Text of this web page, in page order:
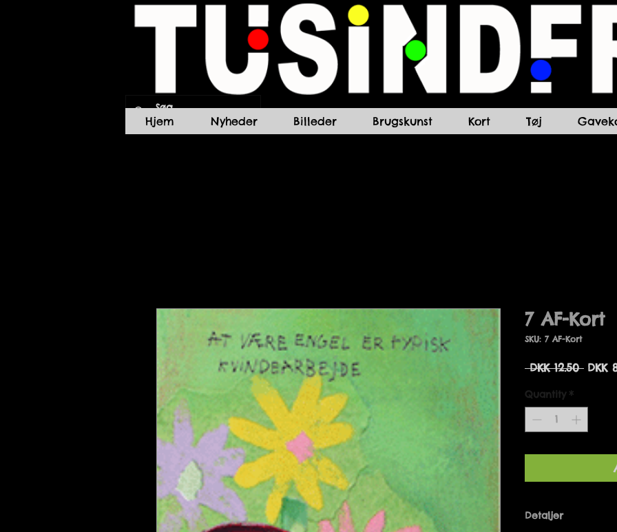
7 AF-Kort
SKU: 7 AF-Kort
DKK 12.50 DKK
Quantity *
Detaljer
Hjem Nyheder Billeder Brugskunst Kort Tøj